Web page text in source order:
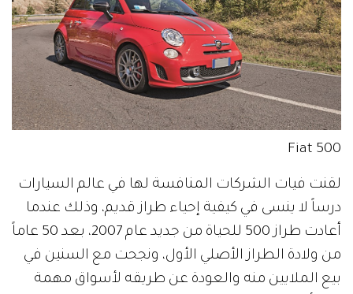
Fiat 500
لقنت فيات الشركات المنافسة لها في عالم السيارات
درساً لا ينسى في كيفية إحياء طراز قديم، وذلك عندما
أعادت طراز 500 للحياة من جديد عام 2007، بعد 50 عاماً
من ولادة الطراز الأصلي الأول، ونجحت مع السنين في
بيع الملايين منه والعودة عن طريقه لأسواق مهمة